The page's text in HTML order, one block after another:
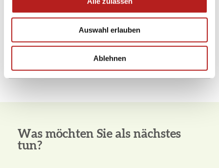
Auswahl erlauben
Ablehnen
Preisinformationen
Ruhetage
Weitere Infos
Was möchten Sie als nächstes
tun?